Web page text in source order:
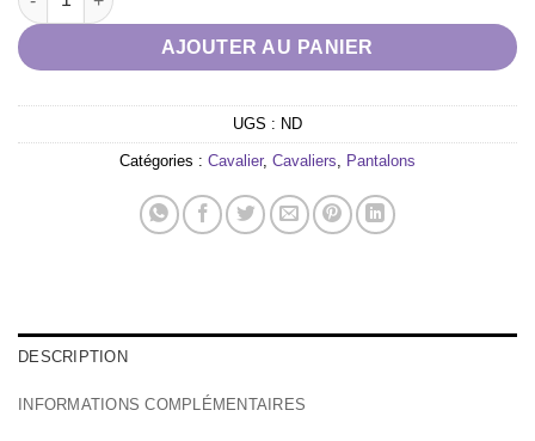
AJOUTER AU PANIER
UGS : ND
Catégories : Cavalier, Cavaliers Pantalons
DESCRIPTION
INFORMATIONS COMPLÉMENTAIRES